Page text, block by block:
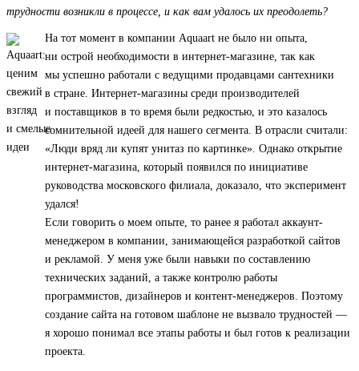
трудности возникли в процессе, и как вам удалось их преодолеть?
На тот момент в компании Aquaart не было ни опыта,
ни острой необходимости в интернет-магазине, так как
мы успешно работали с ведущими продавцами сантехники
в стране. Интернет-магазины среди производителей
и поставщиков в то время были редкостью, и это казалось
сомнительной идеей для нашего сегмента. В отрасли считали:
«Люди вряд ли купят унитаз по картинке». Однако открытие
интернет-магазина, который появился по инициативе
руководства московского филиала, доказало, что эксперимент
удался!
Если говорить о моем опыте, то ранее я работал аккаунт-
менеджером в компании, занимающейся разработкой сайтов
и рекламой. У меня уже были навыки по составлению
технических заданий, а также контролю работы
программистов, дизайнеров и контент-менеджеров. Поэтому
создание сайта на готовом шаблоне не вызвало трудностей —
я хорошо понимал все этапы работы и был готов к реализации
проекта.